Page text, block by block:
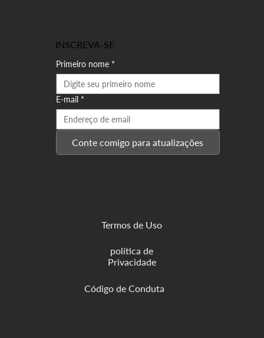
INSCREVA-SE
Primeiro nome *
E-mail *
Conte comigo para atualizações
Termos de Uso
política de
Privacidade